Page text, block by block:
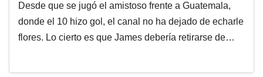
Desde que se jugó el amistoso frente a Guatemala,
donde el 10 hizo gol, el canal no ha dejado de echarle
flores. Lo cierto es que James debería retirarse de…